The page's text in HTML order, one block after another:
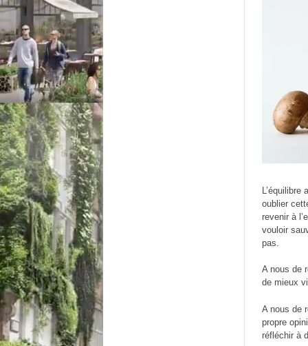
L’équilibre
oublier
revenir à
vouloir
pas.
A nous de
de mieux
A nous de
propre
réfléchir à